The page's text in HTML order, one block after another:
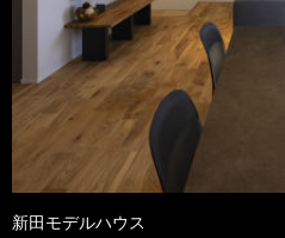
新田モデルハウス